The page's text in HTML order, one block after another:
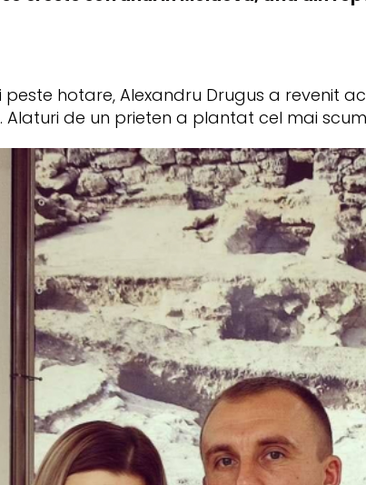
hotare, Alexandru Drugus a revenit
de un prieten a plantat cel mai